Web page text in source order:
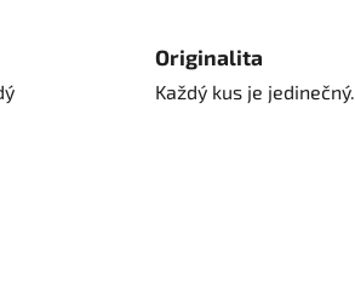
Originalita
Každý kus je jedinečný.